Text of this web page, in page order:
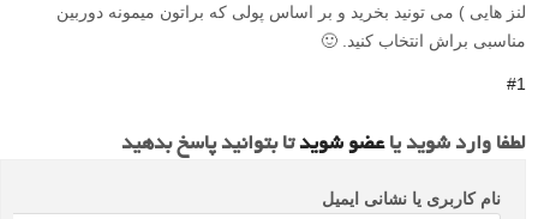
لنز هایی ) می تونید بخرید و بر اساس پولی که براتون میمونه دوربین
مناسبی براش انتخاب کنید. 🙂
#1
لطفا وارد شوید یاعضو شویدتا بتوانید پاسخ بدهید
نام کاربری یا نشانی ایمیل